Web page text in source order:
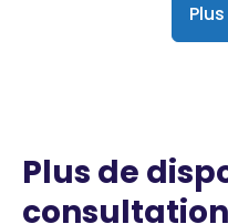
Plus de
consultation